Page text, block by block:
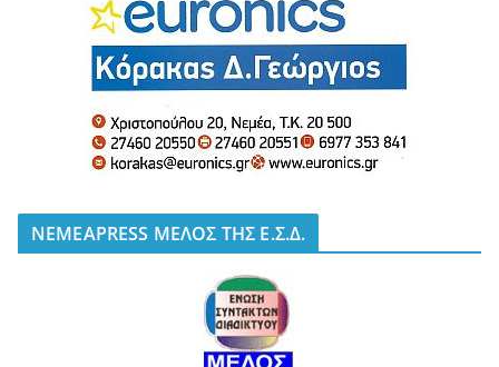
NEMEAPRESS ΜΕΛΟΣ ΤΗΣ Ε.Σ.Δ.